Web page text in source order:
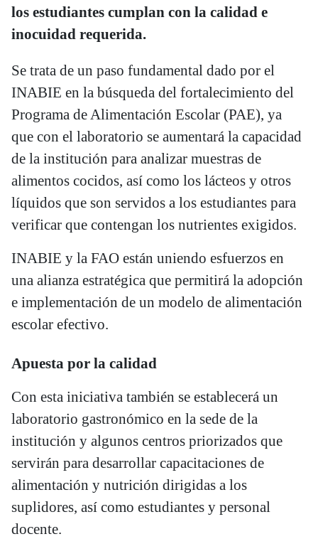
los estudiantes cumplan con la calidad e
inocuidad requerida.
Se trata de un paso fundamental dado por el
INABIE en la búsqueda del fortalecimiento del
Programa de Alimentación Escolar (PAE), ya
que con el laboratorio se aumentará la capacidad
de la institución para analizar muestras de
alimentos cocidos, así como los lácteos y otros
líquidos que son servidos a los estudiantes para
verificar que contengan los nutrientes exigidos.
INABIE y la FAO están uniendo esfuerzos en
una alianza estratégica que permitirá la adopción
e implementación de un modelo de alimentación
escolar efectivo.
Apuesta por la calidad
Con esta iniciativa también se establecerá un
laboratorio gastronómico en la sede de la
institución y algunos centros priorizados que
servirán para desarrollar capacitaciones de
alimentación y nutrición dirigidas a los
suplidores, así como estudiantes y personal
docente.